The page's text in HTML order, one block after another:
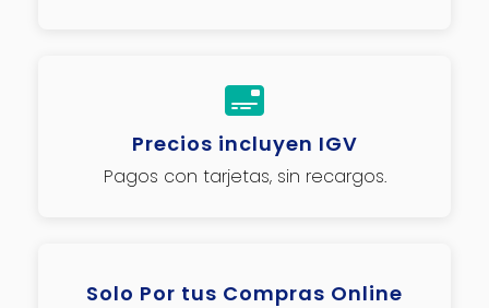
Precios incluyen IGV
Pagos con tarjetas, sin recargos.
Solo Por tus Compras Online